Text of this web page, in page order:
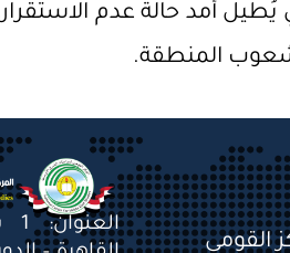
يُطيل أمد حالة عدم
المنطقة.
القومي